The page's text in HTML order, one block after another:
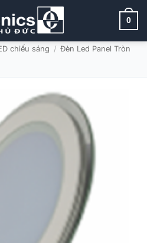
0
chiếu sáng / Đèn Led Panel Tròn